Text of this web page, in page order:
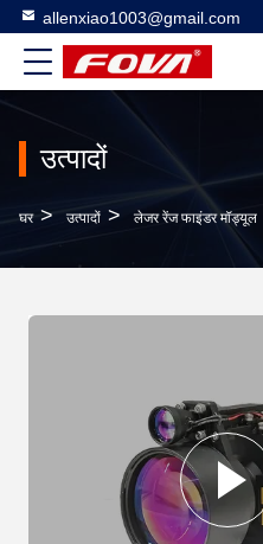
allenxiao1003@gmail.com
उत्पादों
घर > उत्पादों > लेजर रेंज फाइंडर मॉड्यूल